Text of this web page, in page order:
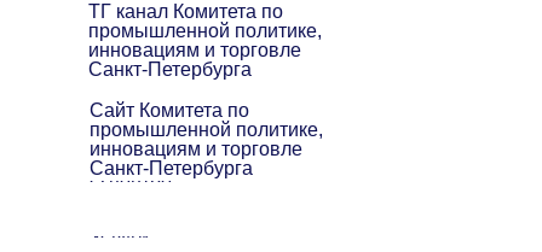
О центре
Услуги
ТГ канал Комитета по
промышленной политике,
инновациям и торговле
Санкт-Петербурга
Сайт Комитета по
промышленной политике,
инновациям и торговле
Санкт-Петербурга